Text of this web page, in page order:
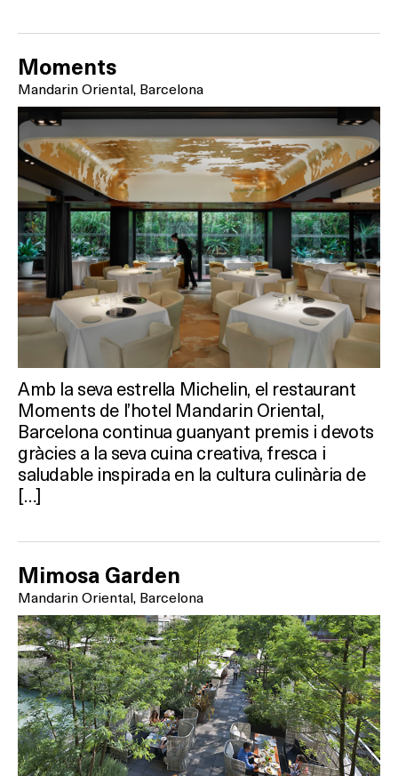
Moments
Mandarin Oriental, Barcelona
Amb la seva estrella Michelin, el restaurant
Moments de l’hotel Mandarin Oriental,
Barcelona continua guanyant premis i devots
gràcies a la seva cuina creativa, fresca i
saludable inspirada en la cultura culinària de
[…]
Mimosa Garden
Mandarin Oriental, Barcelona